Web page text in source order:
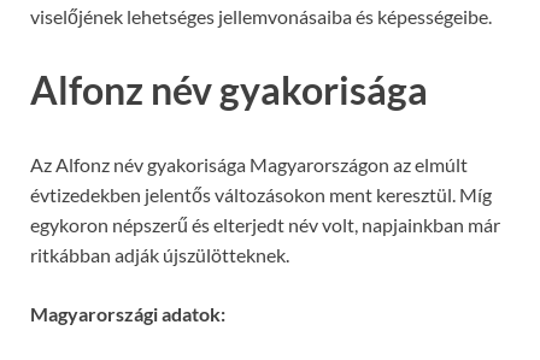
viselőjének lehetséges jellemvonásaiba és képességeibe.
Alfonz név gyakorisága
Az Alfonz név gyakorisága Magyarországon az elmúlt
évtizedekben jelentős változásokon ment keresztül. Míg
egykoron népszerű és elterjedt név volt, napjainkban már
ritkábban adják újszülötteknek.
Magyarországi adatok: